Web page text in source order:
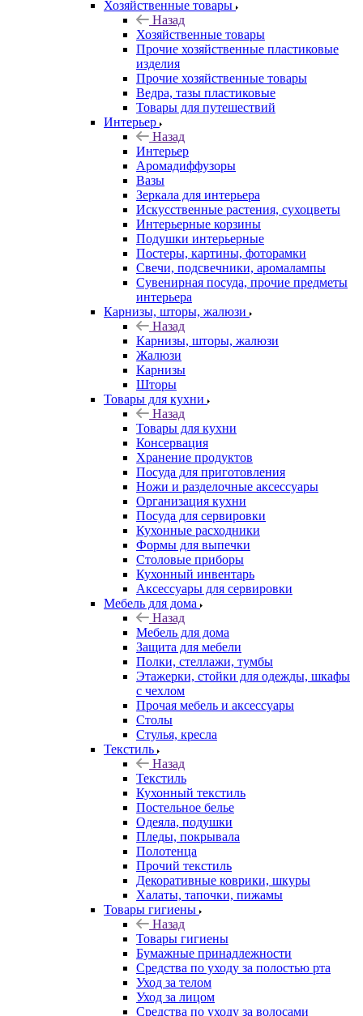
Хозяйственные товары
Назад
Хозяйственные товары
Прочие хозяйственные пластиковые
изделия
Прочие хозяйственные товары
Ведра, тазы пластиковые
Товары для путешествий
Интерьер
Назад
Интерьер
Аромадиффузоры
Вазы
Зеркала для интерьера
Искусственные растения, сухоцветы
Интерьерные корзины
Подушки интерьерные
Постеры, картины, фоторамки
Свечи, подсвечники, аромалампы
Сувенирная посуда, прочие предметы
интерьера
Карнизы, шторы, жалюзи
Назад
Карнизы, шторы, жалюзи
Жалюзи
Карнизы
Шторы
Товары для кухни
Назад
Товары для кухни
Консервация
Хранение продуктов
Посуда для приготовления
Ножи и разделочные аксессуары
Организация кухни
Посуда для сервировки
Кухонные расходники
Формы для выпечки
Столовые приборы
Кухонный инвентарь
Аксессуары для сервировки
Мебель для дома
Назад
Мебель для дома
Защита для мебели
Полки, стеллажи, тумбы
Этажерки, стойки для одежды, шкафы
с чехлом
Прочая мебель и аксессуары
Столы
Стулья, кресла
Текстиль
Назад
Текстиль
Кухонный текстиль
Постельное белье
Одеяла, подушки
Пледы, покрывала
Полотенца
Прочий текстиль
Декоративные коврики, шкуры
Халаты, тапочки, пижамы
Товары гигиены
Назад
Товары гигиены
Бумажные принадлежности
Средства по уходу за полостью рта
Уход за телом
Уход за лицом
Средства по уходу за волосами